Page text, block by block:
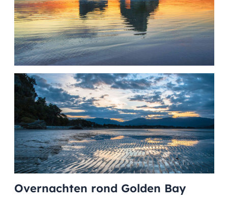
Overnachten rond Golden Bay